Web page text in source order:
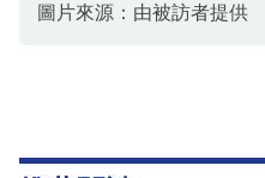
圖片來源：由被訪者提供